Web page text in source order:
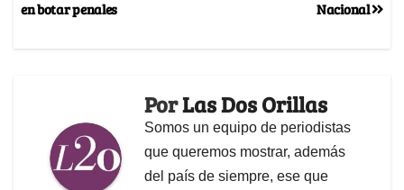
Nacional
en botar penales
PorLas Dos Orillas
Somos un equipo de periodistas
que queremos mostrar, además
del país de siempre, ese que